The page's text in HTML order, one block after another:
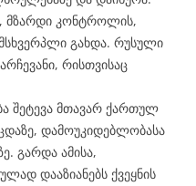
მზარდი კონტროლის,
გახდა. რუსული
რისთვისაც
შეტევა მთავარ ქართულ
დამოუკიდებლობასა
გარდა ამისა,
დააზიანებს ქვეყნის